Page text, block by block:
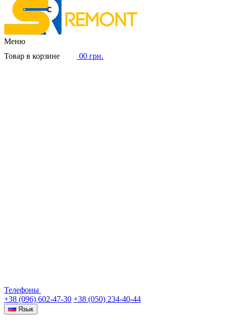
Меню
Товар в корзине
00 грн.
Телефоны
+38 (096) 602-47-30 +38 (050) 234-40-44
Язык